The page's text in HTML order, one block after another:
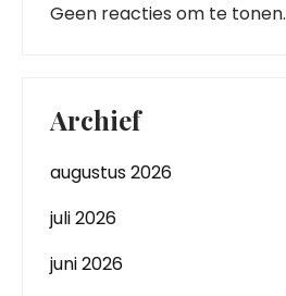
Geen reacties om te tonen.
Archief
augustus 2026
juli 2026
juni 2026